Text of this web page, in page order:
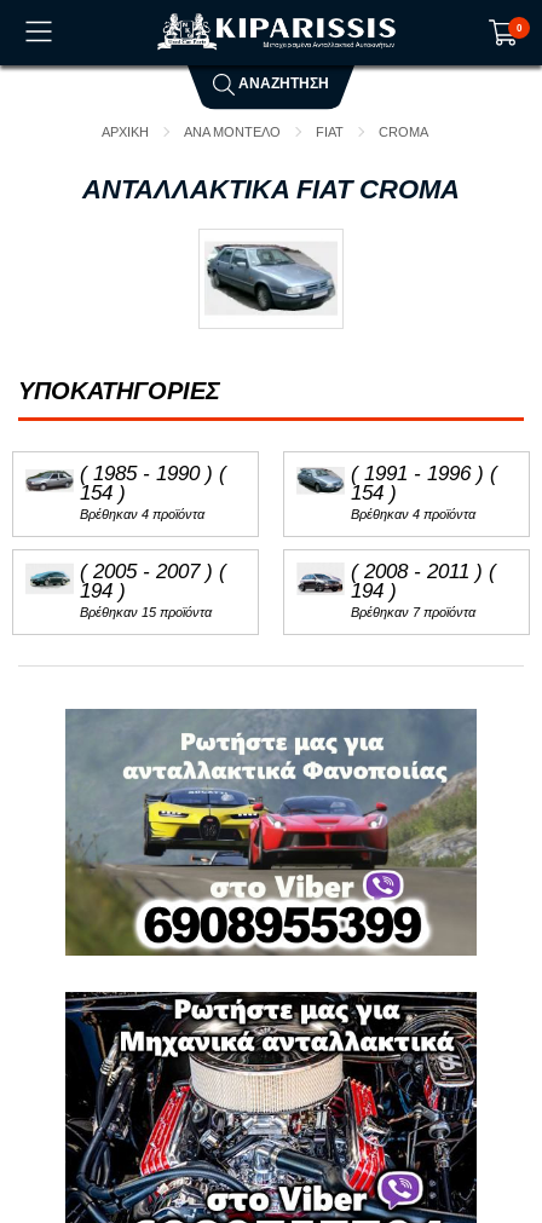
0
Το καλάθι αγορών είναι άδειο!
ΑΝΑΖΗΤΗΣΗ
ΑΡΧΙΚΗ ΑΝΑ ΜΟΝΤΕΛΟ FIAT CROMA
ΑΝΤΑΛΛΑΚΤΙΚΑ FIAT CROMA
ΥΠΟΚΑΤΗΓΟΡΙΕΣ
( 1985 - 1990 ) (
154 )
Βρέθηκαν 4 προϊόντα
( 1991 - 1996 ) (
154 )
Βρέθηκαν 4 προϊόντα
( 2005 - 2007 ) (
194 )
Βρέθηκαν 15 προϊόντα
( 2008 - 2011 ) (
194 )
Βρέθηκαν 7 προϊόντα